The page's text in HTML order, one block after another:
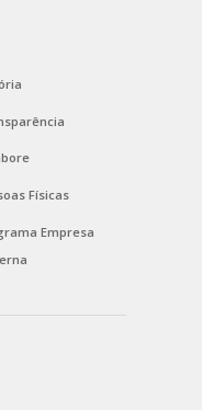
Físicas
Empresa